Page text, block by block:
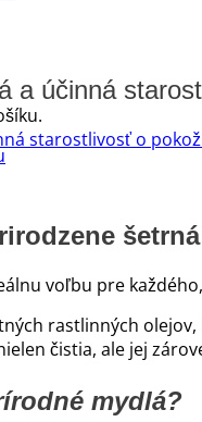
a účinná
voľbu pre
rastlinných
čistia, ale jej
mydlá?